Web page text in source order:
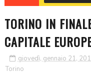
TORINO IN
CAPITALE
giovedì, gennaio 21,
Torino